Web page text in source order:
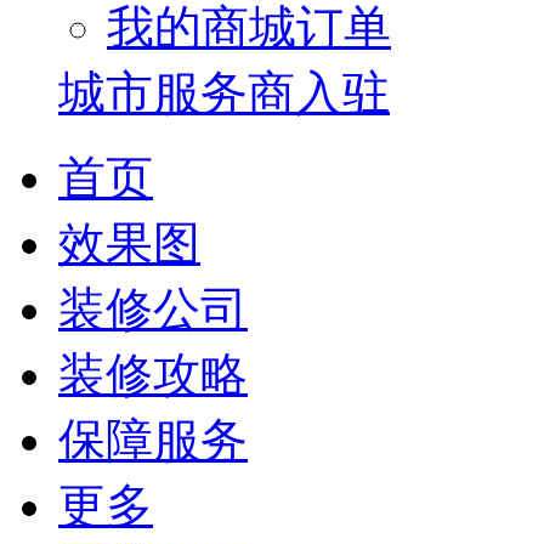
我的商城订单
城市服务商入驻
首页
效果图
装修公司
装修攻略
保障服务
更多